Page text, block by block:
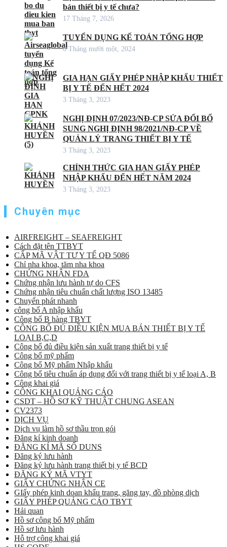
bán thiết bị y tế chưa?
17 Tháng 7, 2026
TUYỂN DỤNG KẾ TOÁN TỔNG HỢP
6 Tháng mười một, 2024
GIA HẠN GIẤY PHÉP NHẬP KHẨU THIẾT
BỊ Y TẾ ĐẾN HẾT 2024
3 Tháng 3, 2023
NGHỊ ĐỊNH 07/2023/NĐ-CP SỬA ĐỔI BỔ
SUNG NGHỊ ĐỊNH 98/2021/NĐ-CP VỀ
QUẢN LÝ TRANG THIẾT BỊ Y TẾ
3 Tháng 3, 2023
CHÍNH THỨC GIA HẠN GIẤY PHÉP
NHẬP KHẨU ĐẾN HẾT NĂM 2024
3 Tháng 3, 2023
Chuyên mục
AIRFREIGHT – SEAFREIGHT
Cách đặt tên TTBYT
CẤP MÃ VẬT TƯ Y TẾ QĐ 5086
Chỉ nha khoa, tăm nha khoa
CHỨNG NHẬN FDA
Chứng nhận lưu hành tự do CFS
Chứng nhận tiêu chuẩn chất lượng ISO 13485
Chuyển phát nhanh
công bố A nhập khẩu
Công bố B hàng TBYT
CÔNG BỐ ĐỦ ĐIỀU KIỆN MUA BÁN THIẾT BỊ Y TẾ
LOẠI B,C,D
Công bố đủ điều kiện sản xuất trang thiết bị y tế
Công bố mỹ phẩm
Công bố Mỹ phẩm Nhập khẩu
Công bố tiêu chuẩn áp dụng đối với trang thiết bị y tế loại A, B
Công khai giá
CÔNG KHAI QUẢNG CÁO
CSDT – HỒ SƠ KỸ THUẬT CHUNG ASEAN
CV2373
DỊCH VỤ
Dịch vụ làm hồ sơ thầu trọn gói
Đăng kí kinh doanh
ĐĂNG KÍ MÃ SỐ DUNS
Đăng ký lưu hành
Đăng ký lưu hành trang thiết bị y tế BCD
ĐĂNG KÝ MÃ VTYT
GIẤY CHỨNG NHẬN CE
GIấy phép kinh doan khẩu trang, găng tay, đồ phòng dịch
GIẤY PHÉP QUẢNG CÁO TBYT
Hải quan
Hồ sơ công bố Mỹ phẩm
Hồ sơ lưu hành
Hỗ trợ công khai giá